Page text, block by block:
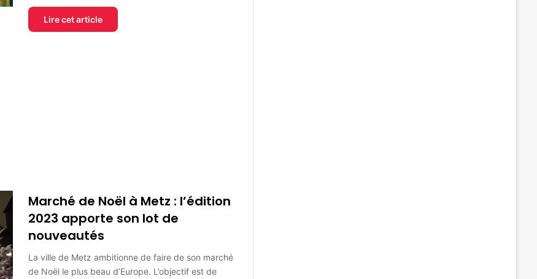
Lire cet article
Marché de Noël à Metz : l’édition
2023 apporte son lot de
nouveautés
La ville de Metz ambitionne de faire de son marché
de Noël le plus beau d’Europe. L’objectif est de